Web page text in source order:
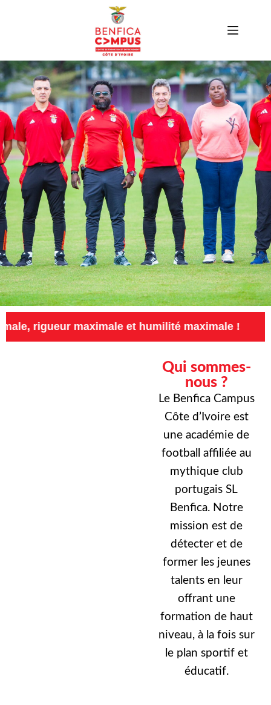
maximale et humilité maximale ! Exigence
Qui sommes-
nous ?
Le Benfica Campus
Côte d’Ivoire est
une académie de
football affiliée au
mythique club
portugais SL
Benfica. Notre
mission est de
détecter et de
former les jeunes
talents en leur
offrant une
formation de haut
niveau, à la fois sur
le plan sportif et
éducatif.